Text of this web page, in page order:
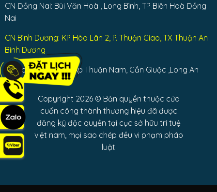
CN Đồng Nai: Bùi Văn Hoà , Long Bình, TP Biên Hoà Đồng
Nai
CN Bình Dương: KP Hòa Lân 2, P. Thuận Giao, TX Thuận An
Bình Dương
CN Long An: QL 50 Ấp Thuận Nam, Cần Giuộc ,Long An
Copyright 2026 © Bản quyền thuộc cửa
cuốn công thành thương hiệu đã được
đăng ký độc quyền tại cục sở hữu trí tuệ
việt nam, mọi sao chép đều vi phạm pháp
luật